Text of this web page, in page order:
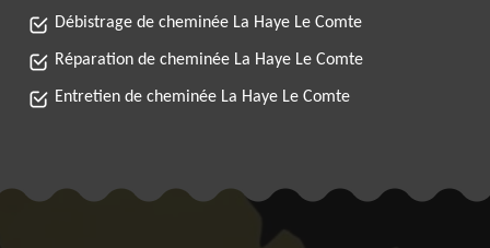
Débistrage de cheminée La Haye Le Comte
Réparation de cheminée La Haye Le Comte
Entretien de cheminée La Haye Le Comte